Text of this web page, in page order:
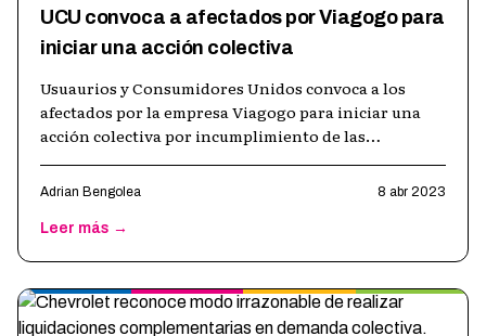
UCU convoca a afectados por Viagogo para
iniciar una acción colectiva
Usuaurios y Consumidores Unidos convoca a los
afectados por la empresa Viagogo para iniciar una
acción colectiva por incumplimiento de las
Adrian Bengolea 8 abr 2023
Leer más →